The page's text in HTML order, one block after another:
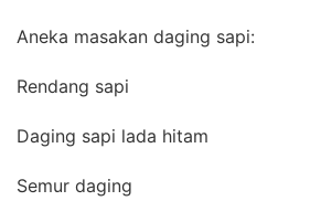
Aneka masakan daging sapi:
Rendang sapi
Daging sapi lada hitam
Semur daging